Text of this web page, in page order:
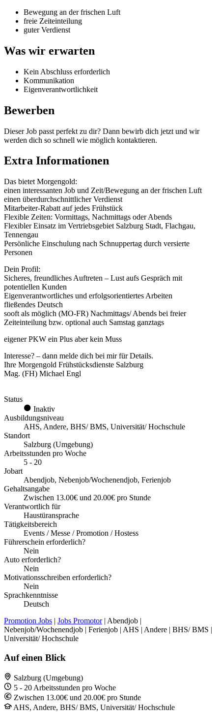
Bewegung an der frischen Luft
freie Zeiteinteilung
guter Verdienst
Was wir erwarten
Kein Abschluss erforderlich
Kommunikation
Eigenverantwortlichkeit
Bewerben
Dieser Job passt perfekt zu dir? Dann bewirb dich jetzt und wir
werden dich so schnell wie möglich kontaktieren.
Extra Informationen
Das bietet Morgengold:
einen interessanten Job und Zeit/Bewegung an der frischen Luft
einen überdurchschnittlicher Verdienst
Mitarbeiter-Rabatt auf jedes Frühstück
Flexible Zeiten: Vormittags, Nachmittags oder Abends
Flexibler Einsatz im Vertriebsgebiet Salzburg Stadt, Flachgau,
Tennengau
Persönliche Einschulung nach Schnuppertag durch versierte
Personen
Dein Profil:
Sicheres, freundliches Auftreten – Lust aufs Gespräch mit
potentiellen Kunden
Eigenverantwortliches und erfolgsorientiertes Arbeiten
fließendes Deutsch
sooft als möglich (MO-FR) Nachmittags/ Abends bei freier
Zeiteinteilung bzw. optional auch Samstag ganztags
eigener PKW ein Plus aber kein Muss
Interesse? – dann melde dich bei mir für Details.
Ihre Morgengold Frühstücksdienste Salzburg
Mag. (FH) Michael Engl
Status
Inaktiv
Ausbildungsniveau
AHS, Andere, BHS/ BMS, Universität/ Hochschule
Standort
Salzburg (Umgebung)
Arbeitsstunden pro Woche
5 - 20
Jobart
Abendjob, Nebenjob/Wochenendjob, Ferienjob
Gehaltsangabe
Zwischen 13.00€ und 20.00€ pro Stunde
Verantwortlich für
Haustüransprache
Tätigkeitsbereich
Events / Messe / Promotion / Hostess
Führerschein erforderlich?
Nein
Auto erforderlich?
Nein
Motivationsschreiben erforderlich?
Nein
Sprachkenntnisse
Deutsch
Promotion Jobs | Jobs Promotor| Abendjob |
Nebenjob/Wochenendjob | Ferienjob | AHS | Andere | BHS/ BMS |
Universität/ Hochschule
Auf einen Blick
Salzburg (Umgebung)
5 - 20 Arbeitsstunden pro Woche
Zwischen 13.00€ und 20.00€ pro Stunde
AHS, Andere, BHS/ BMS, Universität/ Hochschule